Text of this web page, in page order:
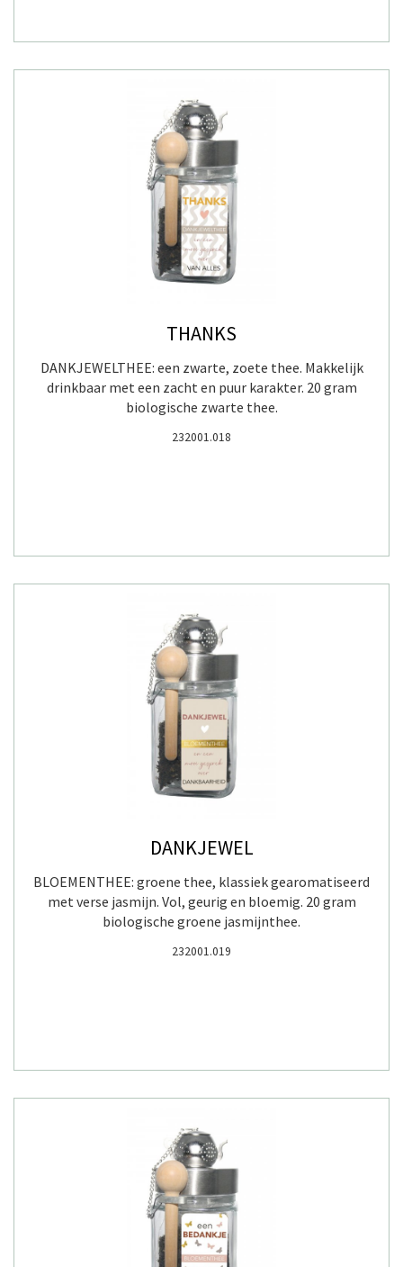
THANKS
DANKJEWELTHEE: een zwarte, zoete thee. Makkelijk
drinkbaar met een zacht en puur karakter. 20 gram
biologische zwarte thee.
232001.018
DANKJEWEL
BLOEMENTHEE: groene thee, klassiek gearomatiseerd
met verse jasmijn. Vol, geurig en bloemig. 20 gram
biologische groene jasmijnthee.
232001.019